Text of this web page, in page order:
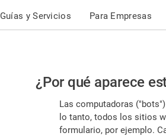
Guías y Servicios Para Empresas
Por
favor,
confirme
¿Por qué aparece
Las computadoras
lo tanto, todos los sitios
formulario, por ejemplo.